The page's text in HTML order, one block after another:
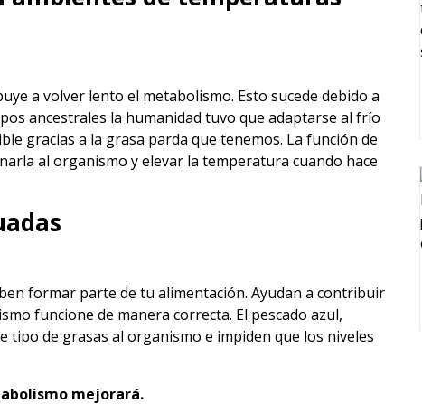
a volver lento el metabolismo. Esto sucede debido a
ancestrales la humanidad tuvo que adaptarse al frío
gracias a la grasa parda que tenemos. La función de
al organismo y elevar la temperatura cuando hace
formar parte de tu alimentación. Ayudan a contribuir
funcione de manera correcta. El pescado azul,
tipo de grasas al organismo e impiden que los niveles
mejorará.